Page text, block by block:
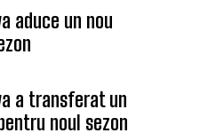
aduce un nou
a transferat un
noul sezon